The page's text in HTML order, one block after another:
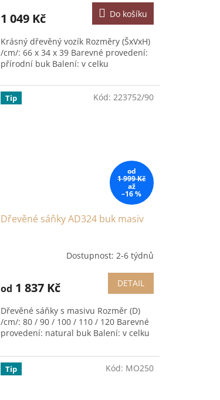
1 049 Kč Do košíku
Krásný dřevěný vozík Rozměry (ŠxVxH)
/cm/: 66 x 34 x 39 Barevné provedení:
přírodní buk Balení: v celku
Tip
od
1 999 Kč
až
–16 %
Dřevěné sáňky AD324 buk masiv
Dostupnost: 2-6 týdnů
od 1 837 Kč DETAIL
Dřevěné sáňky s masivu Rozměr (D)
/cm/: 80 / 90 / 100 / 110 / 120 Barevné
provedení: natural buk Balení: v celku
Kód: 223752/90
Tip Kód: MO250